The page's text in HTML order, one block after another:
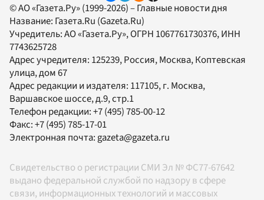
© АО «Газета.Ру» (1999-2026) – Главные новости дня
Название: Газета.Ru (Gazeta.Ru)
Учредитель:АО «Газета.Ру», ОГРН 1067761730376, ИНН
7743625728
Адрес учредителя: 125239, Россия, Москва, Коптевская
улица, дом 67
Адрес редакции и издателя: 117105, г. Москва,
Варшавское шоссе, д.9, стр.1
Телефон редакции:+7 (495) 785-00-12
Факс:+7 (495) 785-17-01
Электронная почта: gazeta@gazeta.ru
Свидетельство о регистрации СМИ Эл № ФС77-67642
выдано федеральной службой по надзору в сфере
связи, информационных технологий и массовых